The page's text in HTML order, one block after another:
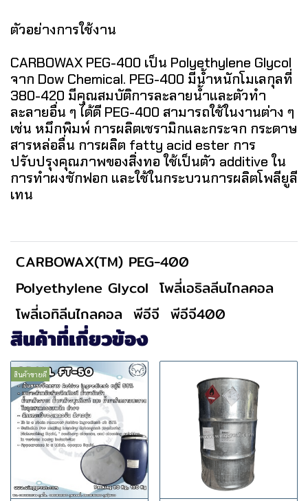
ตัวอย่างการใช้งาน
CARBOWAX PEG-400 เป็น Polyethylene Glycol
จาก Dow Chemical. PEG-400 มีน้ำหนักโมเลกุลที่
380-420 มีคุณสมบัติการละลายน้ำและตัวทำ
ละลายอื่น ๆ ได้ดี PEG-400 สามารถใช้ในงานต่าง ๆ
เช่น หมึกพิมพ์ การผลิตเซรามิกและกระจก กระดาษ
สารหล่อลื่น การผลิต fatty acid ester การ
ปรับปรุงคุณภาพของสิ่งทอ ใช้เป็นตัว additive ใน
การทำผงซักฟอก และใช้ในกระบวนการผลิตโพลียูลี
เทน
CARBOWAX(TM) PEG-400
Polyethylene Glycol โพลี่เอธิลลีนไกลคอล
โพลี่เอทิลีนไกลคอล พีอีจี พีอีจี400
สินค้าที่เกี่ยวข้อง
สินค้าขายดี